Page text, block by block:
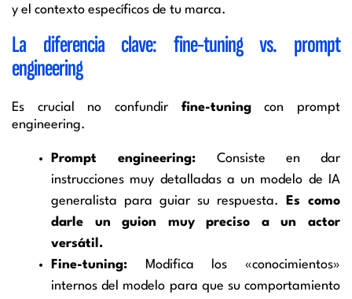
y el contexto específicos de tu marca.
La diferencia clave: fine-tuning vs. prompt
engineering
Es crucial no confundir fine-tuningcon prompt
engineering.
Prompt engineering: Consiste en dar
instrucciones muy detalladas a un modelo de IA
generalista para guiar su respuesta.
Es como
darle un guion muy preciso a un actor
versátil.
Fine-tuning: Modifica los «conocimientos»
internos del modelo para que su comportamiento